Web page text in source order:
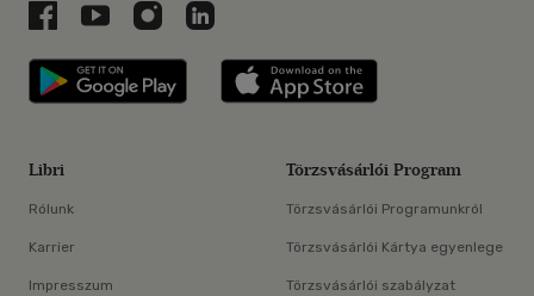
Libri a Facebookon
Libri a Youtube-on
Libri az Instagramon
Libri a LinkedInen
Libri applikáció Szerezd meg: Google
Libri
Rólunk
Karrier
Impresszum
Törzsvásárlói Program
Törzsvásárlói Programunkról
Törzsvásárlói Kártya egyenlege
Törzsvásárlói szabályzat